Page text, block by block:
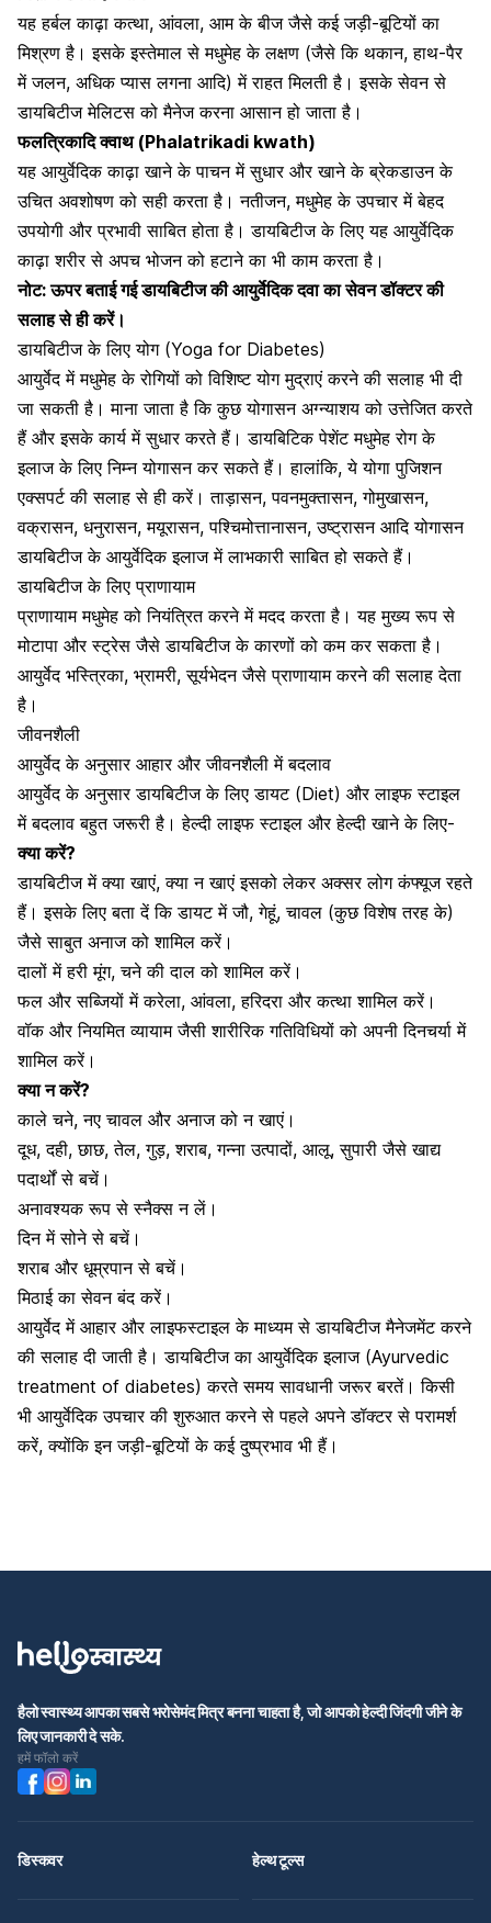
यह हर्बल काढ़ा कत्था, आंवला, आम के बीज जैसे कई जड़ी-बूटियों का
मिश्रण है। इसके इस्तेमाल से मधुमेह के लक्षण (जैसे कि थकान, हाथ-पैर
में जलन, अधिक प्यास लगना आदि) में राहत मिलती है। इसके सेवन से
डायबिटीज मेलिटस को मैनेज करना आसान हो जाता है।
फलत्रिकादि क्वाथ (Phalatrikadi kwath)
यह आयुर्वेदिक काढ़ा खाने के पाचन में सुधार और खाने के ब्रेकडाउन के
उचित अवशोषण को सही करता है। नतीजन,मधुमेह के उपचारमें बेहद
उपयोगी और प्रभावी साबित होता है। डायबिटीज के लिए यह आयुर्वेदिक
काढ़ा शरीर से अपच भोजन को हटाने का भी काम करता है।
नोट: ऊपर बताई गई डायबिटीज की आयुर्वेदिक दवा का सेवन डॉक्टर की
सलाह से ही करें।
डायबिटीज के लिए योग (Yoga for Diabetes)
आयुर्वेद में मधुमेह के रोगियों को विशिष्ट योग मुद्राएं करने की सलाह भी दी
जा सकती है। माना जाता है कि कुछ योगासन अग्न्याशय को उत्तेजित करते
हैं और इसके कार्य में सुधार करते हैं। डायबिटिक पेशेंट मधुमेह रोग के
इलाज के लिए निम्न योगासन कर सकते हैं। हालांकि, ये योगा पुजिशन
एक्सपर्ट की सलाह से ही करें। ताड़ासन, पवनमुक्तासन, गोमुखासन,
वक्रासन, धनुरासन, मयूरासन, पश्चिमोत्तानासन, उष्ट्रासन आदि योगासन
डायबिटीज के आयुर्वेदिक इलाज में लाभकारी साबित हो सकते हैं।
डायबिटीज के लिए प्राणायाम
प्राणायाम मधुमेह को नियंत्रित करने में मदद करता है। यह मुख्य रूप से
मोटापा और स्ट्रेस जैसे डायबिटीज के कारणों को कम कर सकता है।
आयुर्वेद भस्त्रिका, भ्रामरी, सूर्यभेदन जैसे प्राणायाम करने की सलाह देता
है।
जीवनशैली
आयुर्वेद के अनुसार आहार और जीवनशैली में बदलाव
आयुर्वेद के अनुसार डायबिटीज के लिए डायट (Diet) और लाइफ स्टाइल
में बदलाव बहुत जरूरी है। हेल्दी लाइफ स्टाइल और हेल्दी खाने के लिए-
क्या करें?
डायबिटीज में क्या खाएं, क्या न खाएं इसको लेकर अक्सर लोग कंफ्यूज रहते
हैं। इसके लिए बता दें कि डायट में जौ, गेहूं, चावल (कुछ विशेष तरह के)
जैसे साबुत अनाज को शामिल करें।
दालों में हरी मूंग, चने की दाल को शामिल करें।
फल और सब्जियों में करेला, आंवला, हरिदरा और कत्था शामिल करें।
वॉक और नियमित व्यायाम जैसी शारीरिक गतिविधियों को अपनी दिनचर्या में
शामिल करें।
क्या न करें?
काले चने, नए चावल और अनाज को न खाएं।
दूध, दही, छाछ, तेल, गुड़, शराब, गन्ना उत्पादों, आलू, सुपारी जैसे खाद्य
पदार्थों से बचें।
अनावश्यक रूप सेस्नैक्स न लें।
दिन में सोने से बचें।
शराब और धूम्रपानसे बचें।
मिठाई का सेवन बंद करें।
आयुर्वेद में आहार और लाइफस्टाइल के माध्यम से डायबिटीज मैनेजमेंट करने
की सलाह दी जाती है। डायबिटीज का आयुर्वेदिक इलाज (Ayurvedic
treatment of diabetes) करते समय सावधानी जरूर बरतें। किसी
भी आयुर्वेदिक उपचार की शुरुआत करने से पहले अपने डॉक्टर से परामर्श
करें, क्योंकि इन जड़ी-बूटियों के कई दुष्प्रभाव भी हैं।
हैलो स्वास्थ्य आपका सबसे भरोसेमंद मित्र बनना चाहता है, जो आपको हेल्दी जिंदगी जीने के
लिए जानकारी दे सके.
हमें फॉलो करें
डिस्कवर हेल्थ टूल्स